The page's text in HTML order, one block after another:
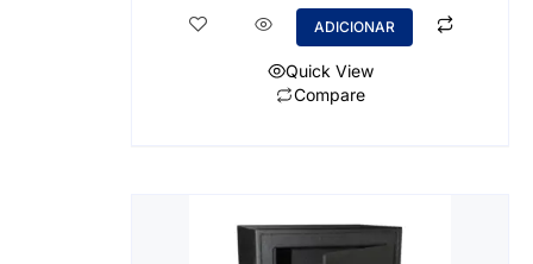
ADICIONAR
Quick View
Compare